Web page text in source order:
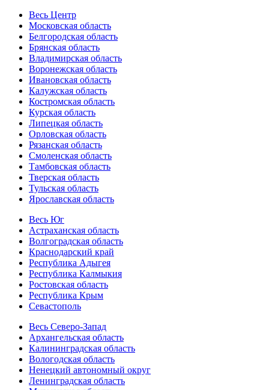
Весь Центр
Московская область
Белгородская область
Брянская область
Владимирская область
Воронежская область
Ивановская область
Калужская область
Костромская область
Курская область
Липецкая область
Орловская область
Рязанская область
Смоленская область
Тамбовская область
Тверская область
Тульская область
Ярославская область
Весь Юг
Астраханская область
Волгоградская область
Краснодарский край
Республика Адыгея
Республика Калмыкия
Ростовская область
Республика Крым
Севастополь
Весь Северо-Запад
Архангельская область
Калининградская область
Вологодская область
Ненецкий автономный округ
Ленинградская область